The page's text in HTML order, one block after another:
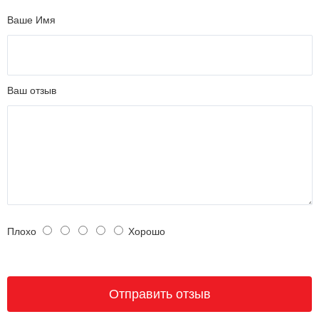
Ваше Имя
Ваш отзыв
Плохо Хорошо